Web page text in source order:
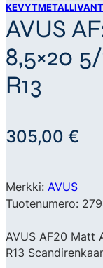
AVUS
8,5×20
R13
305,00 €
Merkki: AVUS
Tuotenumero:
AVUS AF20 Matt
R13